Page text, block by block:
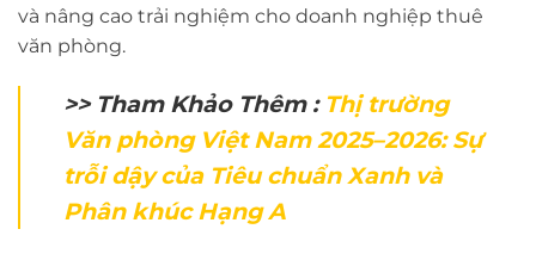
và nâng cao trải nghiệm cho doanh nghiệp thuê
văn phòng.
>> Tham Khảo Thêm : Thị trường
Văn phòng Việt Nam 2025–2026: Sự
trỗi dậy của Tiêu chuẩn Xanh và
Phân khúc Hạng A